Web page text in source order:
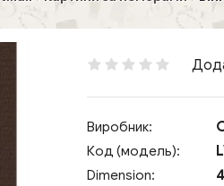
Виробник:
Код (модель):
Dimension: